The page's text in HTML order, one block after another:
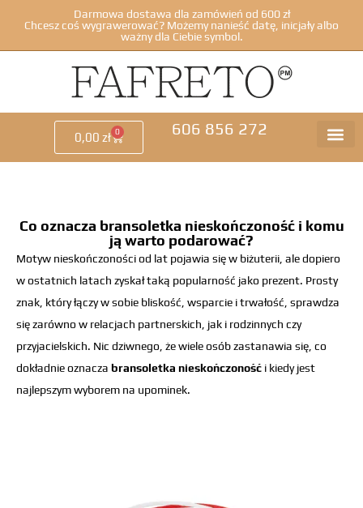
Darmowa dostawa dla zamówień od 600 zł
Chcesz coś wygrawerować? Możemy nanieść datę, inicjały albo
ważny dla Ciebie symbol.
0,00 zł 0 606 856 272
Co oznacza bransoletka nieskończoność i komu
ją warto podarować?
Motyw nieskończoności od lat pojawia się w biżuterii, ale dopiero
w ostatnich latach zyskał taką popularność jako prezent. Prosty
znak, który łączy w sobie bliskość, wsparcie i trwałość, sprawdza
się zarówno w relacjach partnerskich, jak i rodzinnych czy
przyjacielskich. Nic dziwnego, że wiele osób zastanawia się, co
dokładnie oznacza bransoletka nieskończoność i kiedy jest
najlepszym wyborem na upominek.